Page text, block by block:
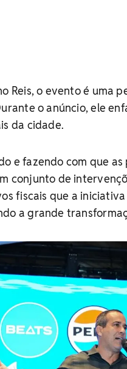
Reis, o evento é uma
o anúncio, ele
da cidade.
e fazendo com que
conjunto de
fiscais que a
a grande